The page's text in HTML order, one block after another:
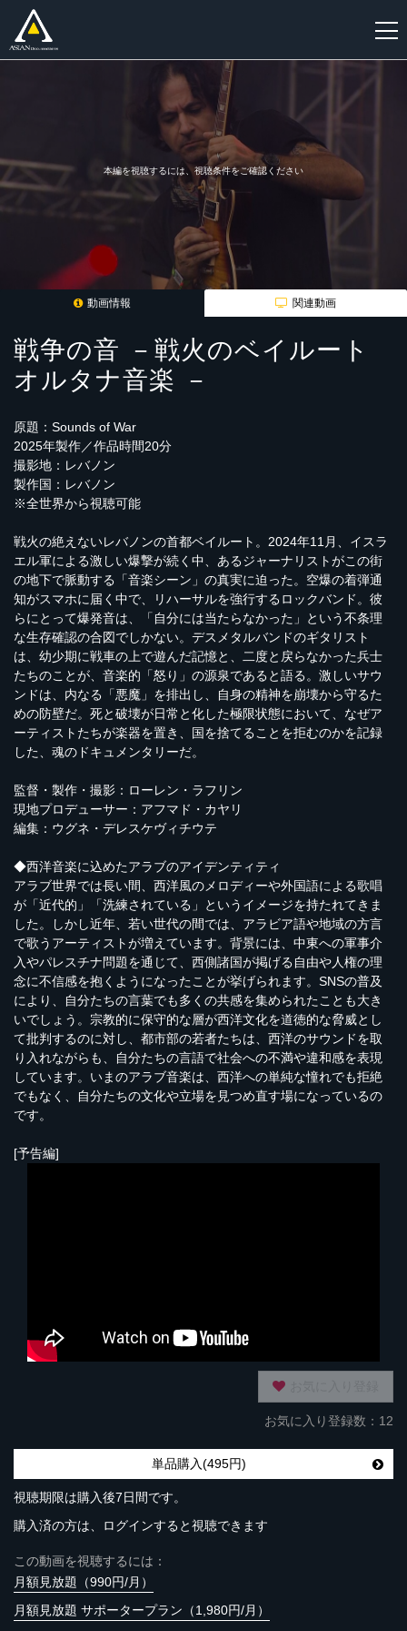
本編を視聴するには、視聴条件をご確認ください
動画情報 関連動画
戦争の音 －戦火のベイルート
オルタナ音楽 －
原題：Sounds of War
2025年製作／作品時間20分
撮影地：レバノン
製作国：レバノン
※全世界から視聴可能
戦火の絶えないレバノンの首都ベイルート。2024年11月、イスラ
エル軍による激しい爆撃が続く中、あるジャーナリストがこの街
の地下で脈動する「音楽シーン」の真実に迫った。空爆の着弾通
知がスマホに届く中で、リハーサルを強行するロックバンド。彼
らにとって爆発音は、「自分には当たらなかった」という不条理
な生存確認の合図でしかない。デスメタルバンドのギタリスト
は、幼少期に戦車の上で遊んだ記憶と、二度と戻らなかった兵士
たちのことが、音楽的「怒り」の源泉であると語る。激しいサウ
ンドは、内なる「悪魔」を排出し、自身の精神を崩壊から守るた
めの防壁だ。死と破壊が日常と化した極限状態において、なぜア
ーティストたちが楽器を置き、国を捨てることを拒むのかを記録
した、魂のドキュメンタリーだ。
監督・製作・撮影：ローレン・ラフリン
現地プロデューサー：アフマド・カヤリ
編集：ウグネ・デレスケヴィチウテ
◆西洋音楽に込めたアラブのアイデンティティ
アラブ世界では長い間、西洋風のメロディーや外国語による歌唱
が「近代的」「洗練されている」というイメージを持たれてきま
した。しかし近年、若い世代の間では、アラビア語や地域の方言
で歌うアーティストが増えています。背景には、中東への軍事介
入やパレスチナ問題を通じて、西側諸国が掲げる自由や人権の理
念に不信感を抱くようになったことが挙げられます。SNSの普及
により、自分たちの言葉でも多くの共感を集められたことも大き
いでしょう。宗教的に保守的な層が西洋文化を道徳的な脅威とし
て批判するのに対し、都市部の若者たちは、西洋のサウンドを取
り入れながらも、自分たちの言語で社会への不満や違和感を表現
しています。いまのアラブ音楽は、西洋への単純な憧れでも拒絶
でもなく、自分たちの文化や立場を見つめ直す場になっているの
です。
[予告編]
お気に入り登録数：12
単品購入(495円)
視聴期限は購入後7日間です。
購入済の方は、ログインすると視聴できます
この動画を視聴するには：
月額見放題（990円/月）
月額見放題 サポータープラン（1,980円/月）